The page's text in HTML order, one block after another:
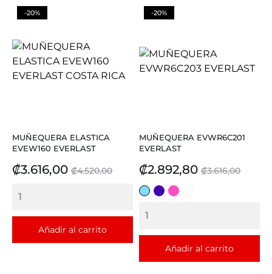
MUÑEQUERA ELASTICA
EVEW160 EVERLAST
Precio
₡3.616,00 Precio
₡4.520,00
Añadir al carrito
-20%
MUÑEQUERA EVWR6C201
EVERLAST
Precio
₡2.892,80 Precio
₡3.616,00
CELESTE
MORADO
FUCSIA
Añadir al carrito
-20%